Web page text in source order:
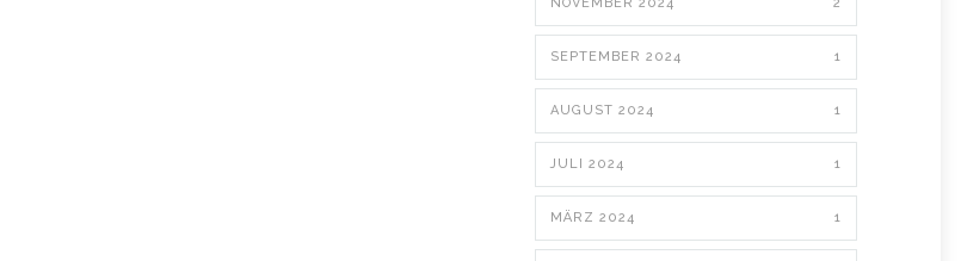
SEPTEMBER 2024 1
AUGUST 2024 1
JULI 2024 1
MÄRZ 2024 1